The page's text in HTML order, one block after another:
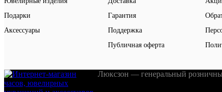
Подарки
Аксессуары
Гарантия
Поддержка
Публичная оферта
Люксзон — генеральный